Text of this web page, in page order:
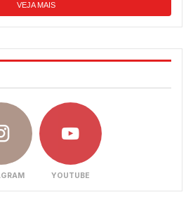
VEJA MAIS
YOUTUBE